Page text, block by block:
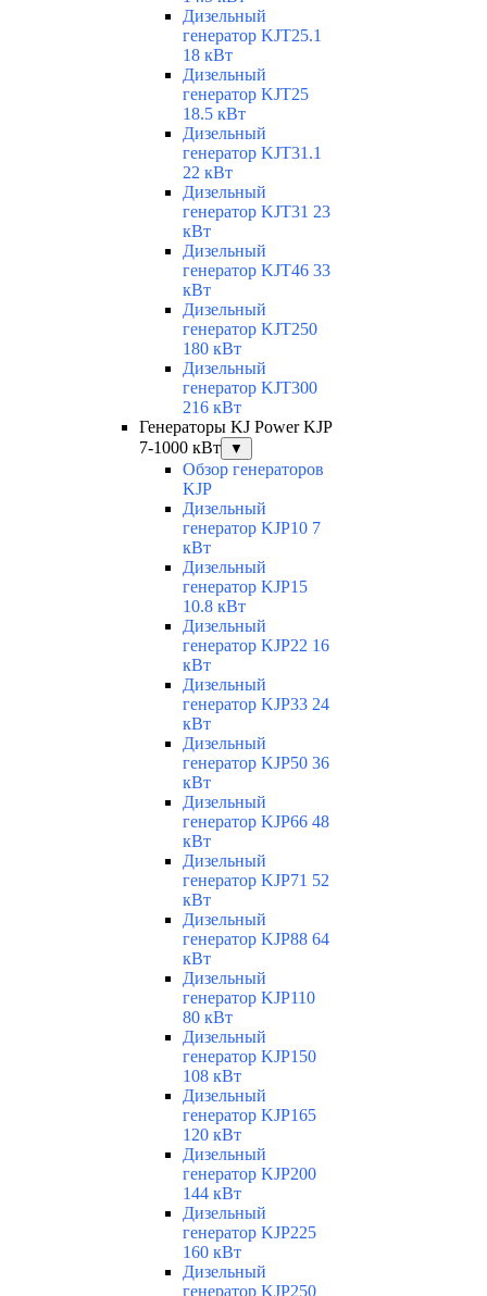
Дизельный
генератор KJT25.1
18 кВт
Дизельный
генератор KJT25
18.5 кВт
Дизельный
генератор KJT31.1
22 кВт
Дизельный
генератор KJT31 23
кВт
Дизельный
генератор KJT46 33
кВт
Дизельный
генератор KJT250
180 кВт
Дизельный
генератор KJT300
216 кВт
Генераторы KJ Power KJP
7-1000 кВт
▼
Обзор генераторов
KJP
Дизельный
генератор KJP10 7
кВт
Дизельный
генератор KJP15
10.8 кВт
Дизельный
генератор KJP22 16
кВт
Дизельный
генератор KJP33 24
кВт
Дизельный
генератор KJP50 36
кВт
Дизельный
генератор KJP66 48
кВт
Дизельный
генератор KJP71 52
кВт
Дизельный
генератор KJP88 64
кВт
Дизельный
генератор KJP110
80 кВт
Дизельный
генератор KJP150
108 кВт
Дизельный
генератор KJP165
120 кВт
Дизельный
генератор KJP200
144 кВт
Дизельный
генератор KJP225
160 кВт
Дизельный
генератор KJP250